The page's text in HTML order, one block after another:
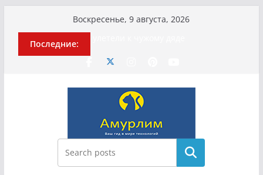
содержимому
Воскресенье, 9 августа, 2026
Последние:
Эхо турецкой трагедии: почему
Гусейна Гасанова заочно
приговорили к четырём годам
Илью Ремесло задержали по делу о
фейках о российской армии
Новые криминальные хроники
связали Диану Шурыгину и Настю
Холод
Поиск